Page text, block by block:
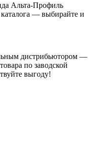
Альта-Профиль
— выбирайте и
дистрибьютором —
по заводской
выгоду!